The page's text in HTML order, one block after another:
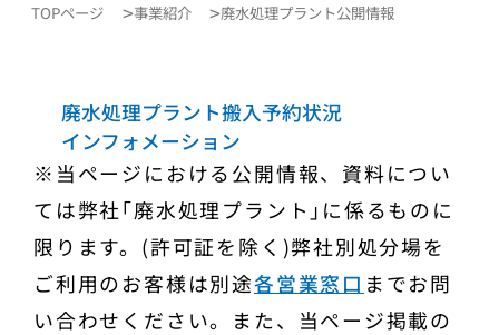
TOPページ 事業紹介 廃水処理プラント公開情報
廃水処理プラント搬入予約状況
インフォメーション
※当ページにおける公開情報、資料につい
ては弊社｢廃水処理プラント｣に係るものに
限ります。(許可証を除く)弊社別処分場を
ご利用のお客様は別途各営業窓口 までお問
い合わせください。また、当ページ掲載の